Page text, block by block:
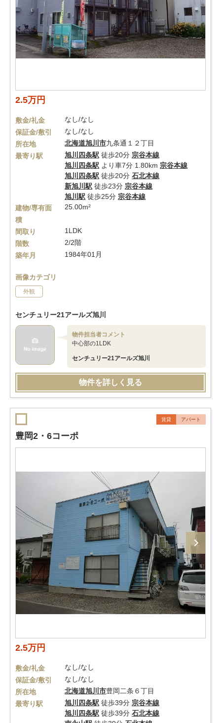
2.5万円
敷金/礼金
なし/なし
保証金/敷引
なし/なし
所在地
北海道旭川市九条通１２丁目
最寄り駅
旭川四条駅 徒歩20分 宗谷本線
旭川四条駅 より車7分 1.80km 宗谷本線
旭川四条駅 徒歩20分 石北本線
新旭川駅 徒歩23分 宗谷本線
旭川駅 徒歩25分 宗谷本線
建物/専有面
積
25.00m²
間取り
1LDK
階数
2/2階
築年月
1984年01月
画像カテゴリ
外観
センチュリー21アールズ旭川
物件担当者コメント
中心部の1LDK
センチュリー21アールズ旭川
物件を詳しく見る
賃貸 アパート
豊岡2・6コーポ
2.5万円
敷金/礼金
なし/なし
保証金/敷引
なし/なし
所在地
北海道旭川市豊岡二条６丁目
最寄り駅
旭川四条駅 徒歩39分 宗谷本線
旭川四条駅 徒歩39分 石北本線